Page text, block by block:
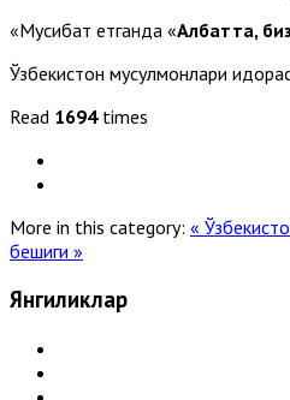
«Мусибат етганда «Албатта,
Ўзбекистон мусулмонлари
Read 1694times
More in this category: «
бешиги »
Янгиликлар